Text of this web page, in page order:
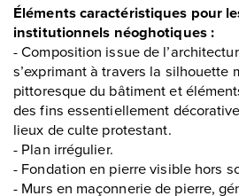
Éléments caractéristiques pour
institutionnels néoghotiques :
- Composition issue de
s’exprimant à travers la silhouette
pittoresque du bâtiment et
des fins essentiellement
lieux de culte protestant.
- Plan irrégulier.
- Fondation en pierre visible hors
- Murs en maçonnerie de pierre,